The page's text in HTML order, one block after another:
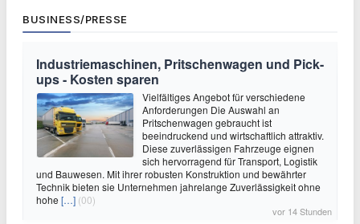
BUSINESS/PRESSE
Industriemaschinen, Pritschenwagen und Pick-
ups - Kosten sparen
Vielfältiges Angebot für verschiedene
Anforderungen Die Auswahl an
Pritschenwagen gebraucht ist
beeindruckend und wirtschaftlich attraktiv.
Diese zuverlässigen Fahrzeuge eignen
sich hervorragend für Transport, Logistik
und Bauwesen. Mit ihrer robusten Konstruktion und bewährter
Technik bieten sie Unternehmen jahrelange Zuverlässigkeit ohne
hohe […] (00)
vor 14 Stunden